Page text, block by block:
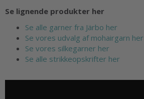
Se lignende produkter her
Se alle garner fra Järbo her
Se vores udvalg af mohairgarn her
Se vores silkegarner her
Se alle strikkeopskrifter her